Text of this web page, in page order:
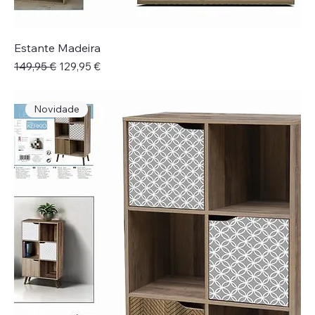
Estante Madeira
Preço normal
149,95 € Preço promocional
129,95 €
Novidade